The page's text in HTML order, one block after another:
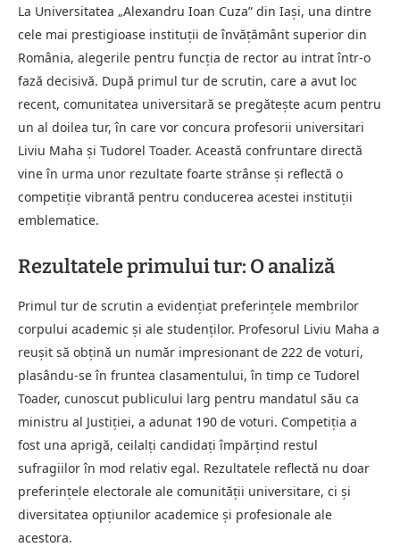
La Universitatea „Alexandru Ioan Cuza” din Iași, una dintre
cele mai prestigioase instituții de învățământ superior din
România, alegerile pentru funcția de rector au intrat într-o
fază decisivă. După primul tur de scrutin, care a avut loc
recent, comunitatea universitară se pregătește acum pentru
un al doilea tur, în care vor concura profesorii universitari
Liviu Maha și Tudorel Toader. Această confruntare directă
vine în urma unor rezultate foarte strânse și reflectă o
competiție vibrantă pentru conducerea acestei instituții
emblematice.
Rezultatele primului tur: O analiză
Primul tur de scrutin a evidențiat preferințele membrilor
corpului academic și ale studenților. Profesorul Liviu Maha a
reușit să obțină un număr impresionant de 222 de voturi,
plasându-se în fruntea clasamentului, în timp ce Tudorel
Toader, cunoscut publicului larg pentru mandatul său ca
ministru al Justiției, a adunat 190 de voturi. Competiția a
fost una aprigă, ceilalți candidați împărțind restul
sufragiilor în mod relativ egal. Rezultatele reflectă nu doar
preferințele electorale ale comunității universitare, ci și
diversitatea opțiunilor academice și profesionale ale
acestora.